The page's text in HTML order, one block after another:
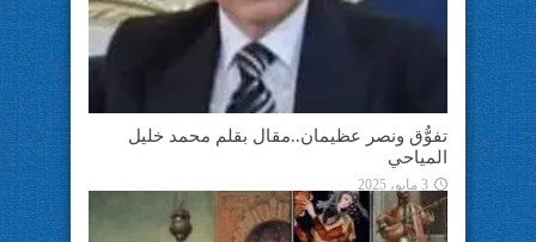
تفوُّق ونصر عظيمان..مقال بقلم محمد خليل
المياحي
3 مايو، 2025